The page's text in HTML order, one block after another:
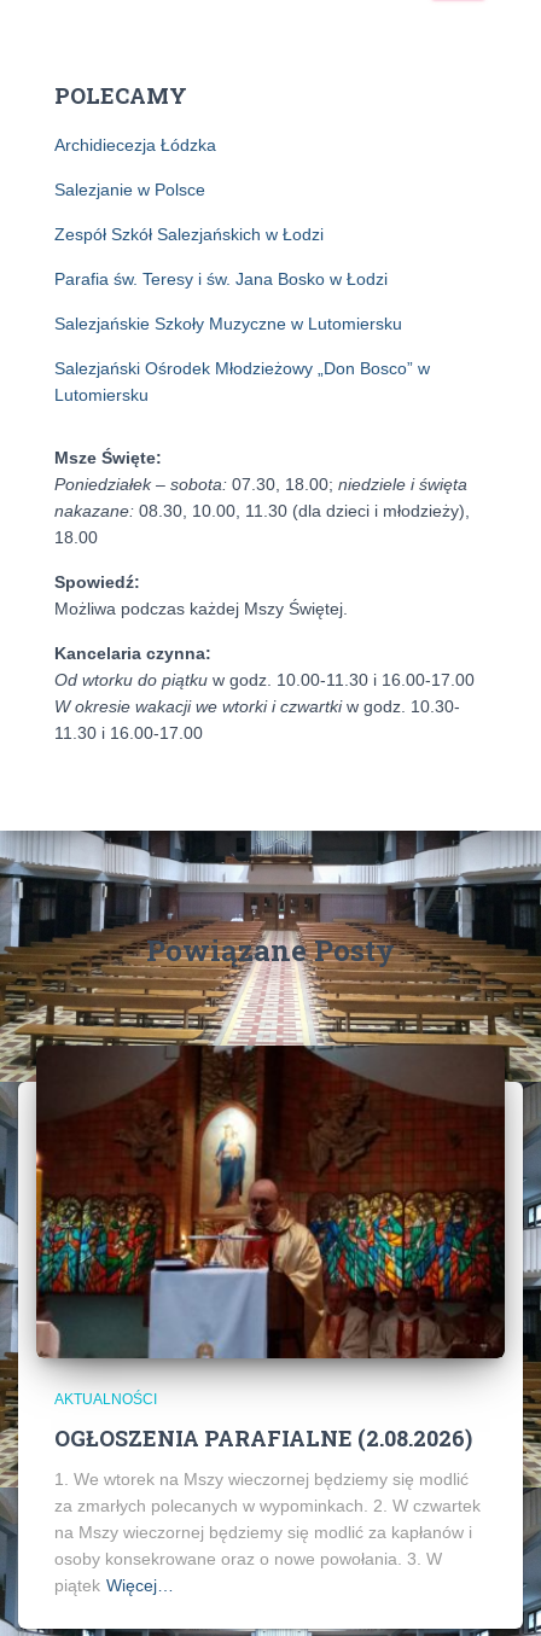
jPOLECAMY
Archidiecezja Łódzka
Salezjanie w Polsce
Zespół Szkół Salezjańskich w Łodzi
Parafia św. Teresy i św. Jana Bosko w Łodzi
Salezjańskie Szkoły Muzyczne w Lutomiersku
Salezjański Ośrodek Młodzieżowy „Don Bosco” w
Lutomiersku
Msze Święte:
Poniedziałek – sobota: 07.30, 18.00; niedziele i święta
nakazane: 08.30, 10.00, 11.30 (dla dzieci i młodzieży),
18.00
Spowiedź:
Możliwa podczas każdej Mszy Świętej.
Kancelaria czynna:
Od wtorku do piątku w godz. 10.00-11.30 i 16.00-17.00
W okresie wakacji we wtorki i czwartkiw godz. 10.30-
11.30 i 16.00-17.00
Powiązane Posty
AKTUALNOŚCI
OGŁOSZENIA PARAFIALNE (2.08.2026)
1. We wtorek na Mszy wieczornej będziemy się modlić
za zmarłych polecanych w wypominkach. 2. W czwartek
na Mszy wieczornej będziemy się modlić za kapłanów i
osoby konsekrowane oraz o nowe powołania. 3. W
piątek Więcej…